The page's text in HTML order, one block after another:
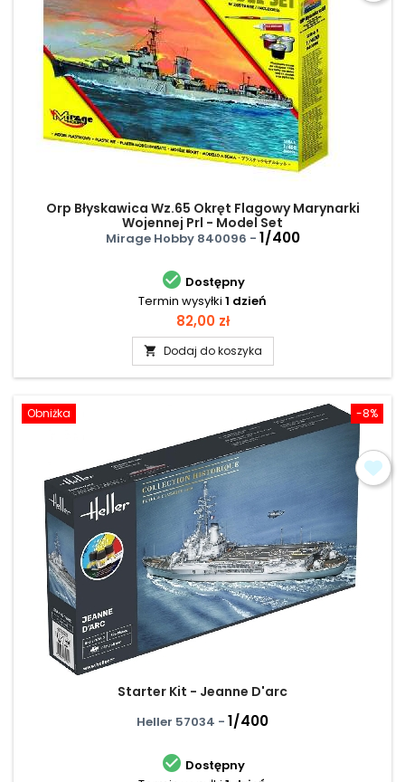
Orp Błyskawica Wz.65 Okręt Flagowy Marynarki
Wojennej Prl - Model Set
Mirage Hobby 840096 - 1/400
 Dostępny
Termin wysyłki 1 dzień
Cena
82,00 zł
 Dodaj do koszyka
-8%
Obniżka
Starter Kit - Jeanne D'arc
Heller 57034 - 1/400
 Dostępny